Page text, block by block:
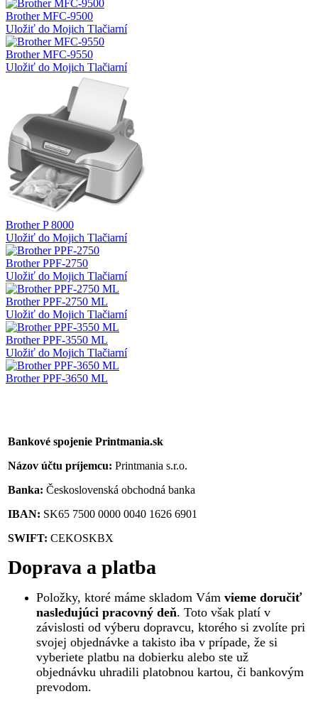
Brother MFC-9500
Uložiť do Mojich Tlačiarní
Brother MFC-9550
Uložiť do Mojich Tlačiarní
Brother P 8000
Uložiť do Mojich Tlačiarní
Brother PPF-2750
Uložiť do Mojich Tlačiarní
Brother PPF-2750 ML
Uložiť do Mojich Tlačiarní
Brother PPF-3550 ML
Uložiť do Mojich Tlačiarní
Brother PPF-3650 ML
Bankové spojenie Printmania.sk
Názov účtu príjemcu: Printmania s.r.o.
Banka: Československá obchodná banka
IBAN: SK65 7500 0000 0040 1626 6901
SWIFT: CEKOSKBX
Doprava a platba
Položky, ktoré máme skladom Vám vieme doručiť
nasledujúci pracovný deň. Toto však platí v
závislosti od výberu dopravcu, ktorého si zvolíte pri
svojej objednávke a takisto iba v prípade, že si
vyberiete platbu na dobierku alebo ste už
objednávku uhradili platobnou kartou, či bankovým
prevodom.